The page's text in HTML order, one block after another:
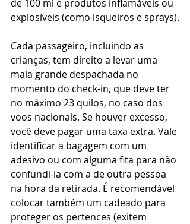
de 100 ml e produtos inflamáveis ou
explosíveis (como isqueiros e sprays).
Cada passageiro, incluindo as
crianças, tem direito a levar uma
mala grande despachada no
momento do check-in, que deve ter
no máximo 23 quilos, no caso dos
voos nacionais. Se houver excesso,
você deve pagar uma taxa extra. Vale
identificar a bagagem com um
adesivo ou com alguma fita para não
confundi-la com a de outra pessoa
na hora da retirada. É recomendável
colocar também um cadeado para
proteger os pertences (exitem